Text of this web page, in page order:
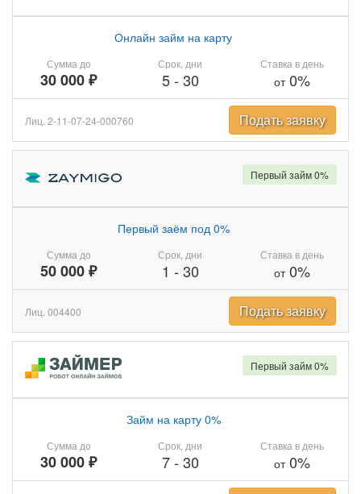
Сумма до
30 000 ₽
Онлайн займ на карту
Срок, дни
5- 30
Ставка в день
от0%
Лиц. 2-11-07-24-000760 Подать заявку
Сумма до
50 000 ₽
Первый заём под 0%
Срок, дни
1 - 30
Ставка в день
от0%
Первый займ 0%
Лиц. 004400 Подать заявку
Сумма до
30 000 ₽
Займ на карту 0%
Срок, дни
7- 30
Ставка в день
от0%
Первый займ 0%